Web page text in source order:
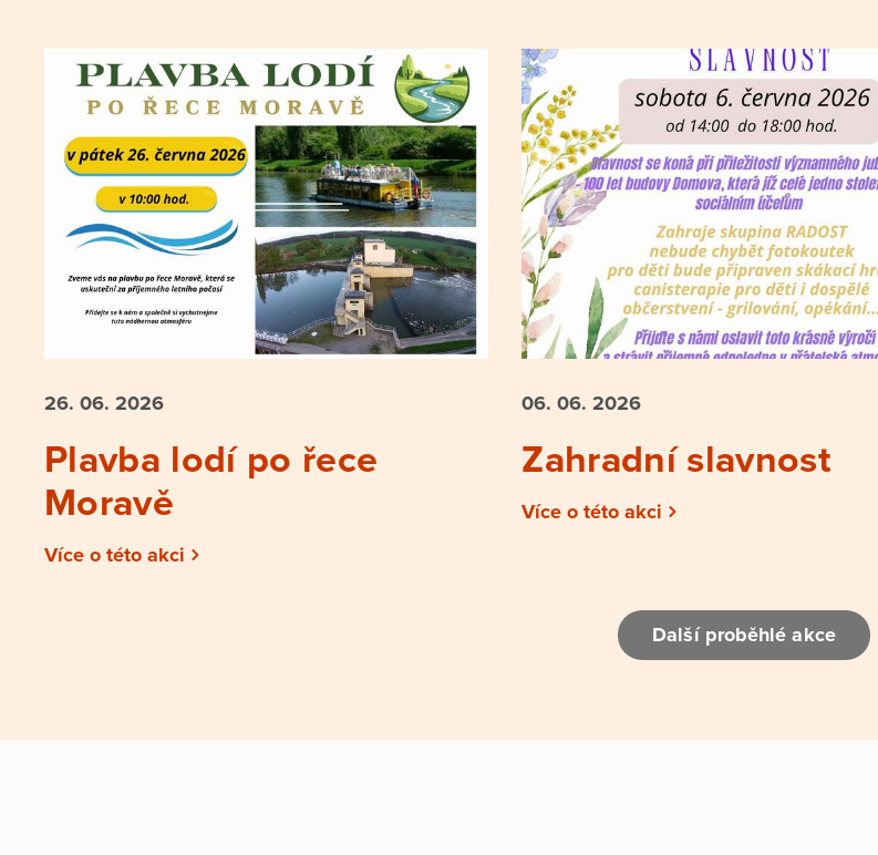
26. 06. 2026
Plavba lodí po řece
Moravě
Více o této akci
06. 06.2026
Zahradní slavnost
Více o této akci
Další proběhlé akce